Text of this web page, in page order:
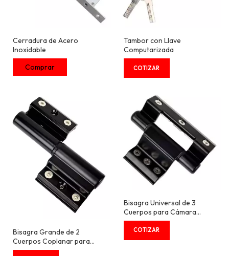
Cerradura de Acero
Inoxidable
Tambor con Llave
Computarizada
Bisagra Grande de 2
Cuerpos Coplanar para
Cámara Europea 15/20
Bisagra Universal de 3
Cuerpos para Cámara
Europea 15/20